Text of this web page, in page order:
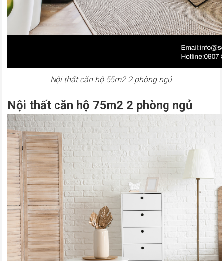
Nội thất căn hộ 55m2 2 phòng ngủ
Nội thất căn hộ 75m2 2 phòng ngủ